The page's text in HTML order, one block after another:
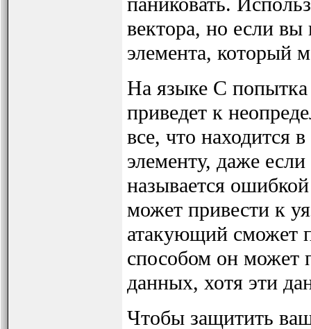
вектора, но если
элемента, который
На языке C
приведет к
все, что находится
элементу, даже
называется
может привести к
атакующий сможет
способом он может
данных, хотя эти
Чтобы защитить